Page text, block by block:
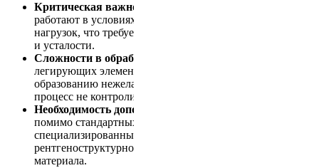
Критическая важность термостойкости:
работают в условиях циклических температурных
нагрузок, что требует особой устойчивости к ползучести
и усталости.
Сложности в обработке:
легирующих элементов может приводить к
образованию нежелательных фаз, если технологический
процесс не контролируется строго.
Необходимость дополнительных этапов контроля:
помимо стандартных методов, применяются
специализированные методики ультразвукового и
рентгеноструктурного анализа для оценки состояния
материала.